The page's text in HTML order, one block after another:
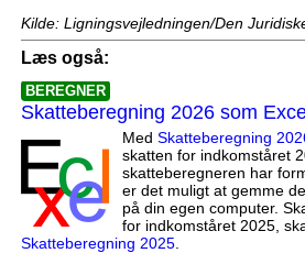
Kilde: Ligningsvejledningen/Den
Læs også:
BEREGNER
Skatteberegning 2026 som
Med Skatteberegning
skatten for indkomståret
skatteberegneren har
er det muligt at gemme
på din egen computer.
for indkomståret 2025,
Skatteberegning 2025.